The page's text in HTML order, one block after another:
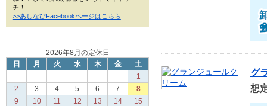
チ！
>>あしなびFacebookページはこちら
2026年8月の定休日
日
月 火 水 木 金
土
1
2
3 4 5 6 7
8
9
10 11 12 13 14
15
グ
想